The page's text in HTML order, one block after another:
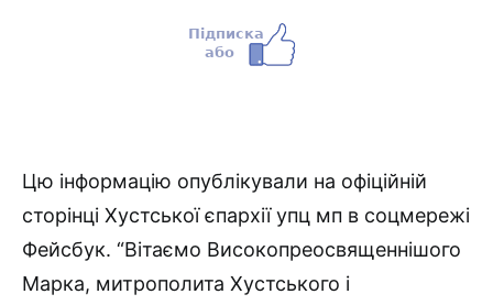
Цю інформацію опублікували на офіційній
сторінці Хустської єпархії упц мп в соцмережі
Фейсбук. “Вітаємо Високопреосвященнішого
Марка, митрополита Хустського і